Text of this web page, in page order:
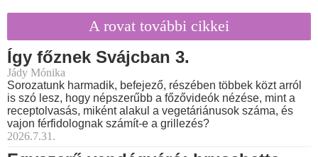
A rovat további cikkei
Így főznek Svájcban 3.
Jády Mónika
Sorozatunk harmadik, befejező, részében többek közt arról
is szó lesz, hogy népszerűbb a főzővideók nézése, mint a
receptolvasás, miként alakul a vegetáriánusok száma, és
vajon férfidolognak számít-e a grillezés?
2026.7.31.